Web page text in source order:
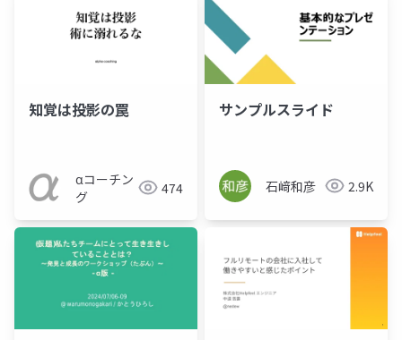
知覚は投影の罠
αコーチン
グ
474
サンプルスライド
石﨑和彦 2.9K